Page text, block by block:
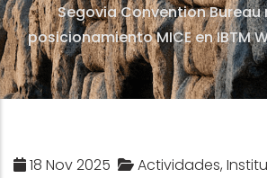
Segovia Convention Bureau
posicionamiento MICE en IBTM
18 Nov 2025
Actividades,